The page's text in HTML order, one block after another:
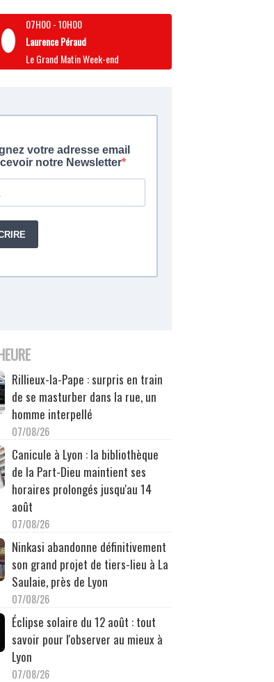
07H00-10H00
Laurence Péraud
Le Grand Matin Week-end
Rillieux-la-Pape : surpris en train
de se masturber dans la rue, un
homme interpellé
07/08/26
Canicule à Lyon : la bibliothèque
de la Part-Dieu maintient ses
horaires prolongés jusqu'au 14
août
07/08/26
Ninkasi abandonne définitivement
son grand projet de tiers-lieu à La
Saulaie, près de Lyon
07/08/26
Éclipse solaire du 12 août : tout
savoir pour l'observer au mieux à
Lyon
07/08/26